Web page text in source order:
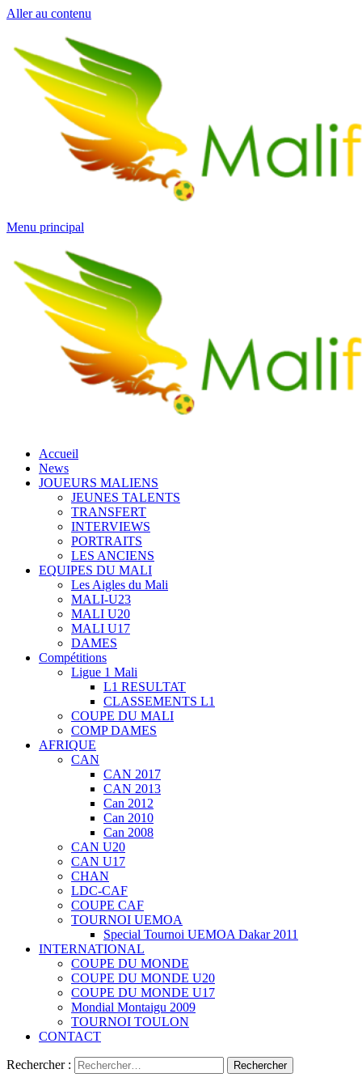
Aller au contenu
Menu principal
Accueil
News
JOUEURS MALIENS
JEUNES TALENTS
TRANSFERT
INTERVIEWS
PORTRAITS
LES ANCIENS
EQUIPES DU MALI
Les Aigles du Mali
MALI-U23
MALI U20
MALI U17
DAMES
Compétitions
Ligue 1 Mali
L1 RESULTAT
CLASSEMENTS L1
COUPE DU MALI
COMP DAMES
AFRIQUE
CAN
CAN 2017
CAN 2013
Can 2012
Can 2010
Can 2008
CAN U20
CAN U17
CHAN
LDC-CAF
COUPE CAF
TOURNOI UEMOA
Special Tournoi UEMOA Dakar 2011
INTERNATIONAL
COUPE DU MONDE
COUPE DU MONDE U20
COUPE DU MONDE U17
Mondial Montaigu 2009
TOURNOI TOULON
CONTACT
Rechercher :